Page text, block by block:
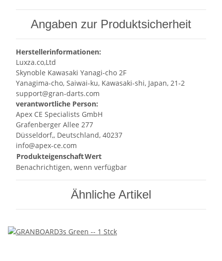
Angaben zur Produktsicherheit
Herstellerinformationen:
Luxza.co,Ltd
Skynoble Kawasaki Yanagi-cho 2F
Yanagima-cho, Saiwai-ku, Kawasaki-shi, Japan, 21-2
support@gran-darts.com
verantwortliche Person:
Apex CE Specialists GmbH
Grafenberger Allee 277
Düsseldorf,, Deutschland, 40237
info@apex-ce.com
ProdukteigenschaftWert
Benachrichtigen, wenn verfügbar
Ähnliche Artikel